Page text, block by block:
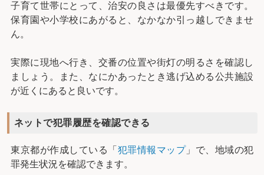
子育て世帯にとって、治安の良さは最優先すべきです。
保育園や小学校にあがると、なかなか引っ越しできませ
ん。
実際に現地へ行き、交番の位置や街灯の明るさを確認し
ましょう。また、なにかあったとき逃げ込める公共施設
が近くにあると良いです。
ネットで犯罪履歴を確認できる
東京都が作成している「 犯罪情報マップ」で、地域の犯
罪発生状況を確認できます。